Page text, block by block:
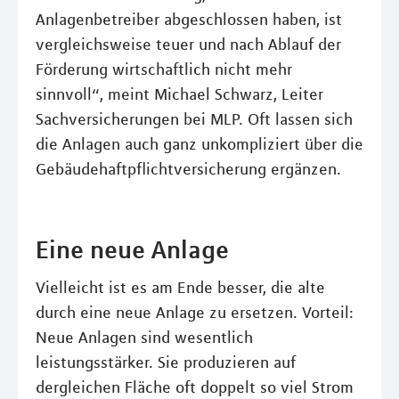
Anlagenbetreiber abgeschlossen haben, ist
vergleichsweise teuer und nach Ablauf der
Förderung wirtschaftlich nicht mehr
sinnvoll“, meint Michael Schwarz, Leiter
Sachversicherungen bei MLP. Oft lassen sich
die Anlagen auch ganz unkompliziert über die
Gebäudehaftpflichtversicherung ergänzen.
Eine neue Anlage
Vielleicht ist es am Ende besser, die alte
durch eine neue Anlage zu ersetzen. Vorteil:
Neue Anlagen sind wesentlich
leistungsstärker. Sie produzieren auf
dergleichen Fläche oft doppelt so viel Strom